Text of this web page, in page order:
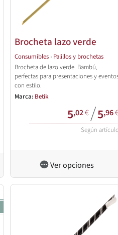
Brocheta lazo verde
Consumibles › Palillos y brochetas
Brocheta de lazo verde. Bambú,
perfectas para presentaciones y
con estilo.
Marca: Betik
5,02€/5,96
Según artículo
Ver opciones